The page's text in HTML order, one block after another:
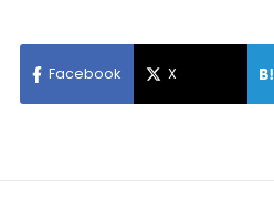
Facebook X